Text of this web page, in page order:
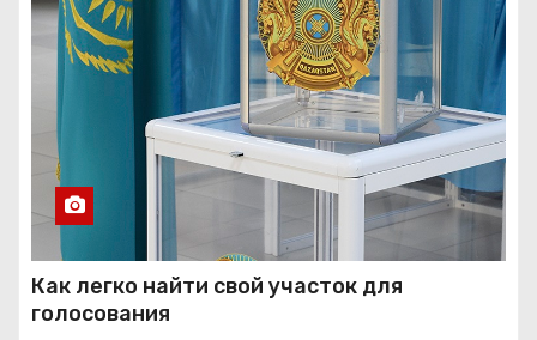
Как легко найти свой участок для
голосования